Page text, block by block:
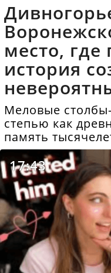
место, где
история
Меловые
степью как
память
17:43